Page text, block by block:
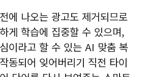
에 나오는 광고도 제거되므로
게 학습에 집중할 수 있으며,
이라고 할 수 있는 AI 맞춤 복
동되어 잊어버리기 직전 타이